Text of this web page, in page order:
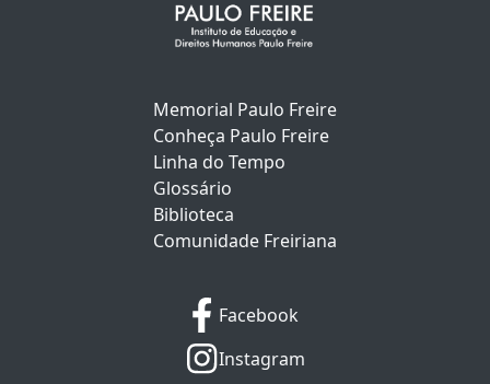
Memorial Paulo Freire
Conheça Paulo Freire
Linha do Tempo
Glossário
Biblioteca
Comunidade Freiriana
Facebook
Instagram